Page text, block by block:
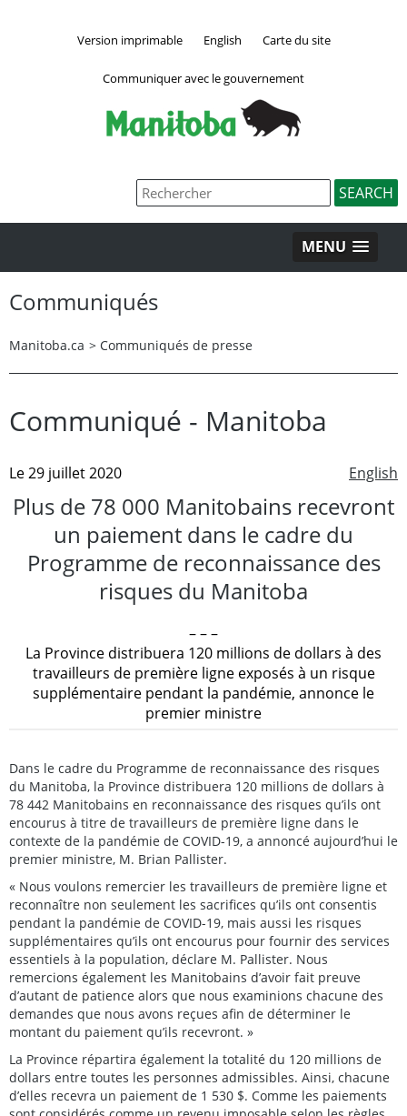
Version imprimable English Carte du site
Communiquer avec le gouvernement
MENU
Communiqués
Manitoba.ca > Communiqués de presse
Communiqué - Manitoba
English
Le 29 juillet 2020
Plus de 78 000 Manitobains recevront
un paiement dans le cadre du
Programme de reconnaissance des
risques du Manitoba
– – –
La Province distribuera 120 millions de dollars à des
travailleurs de première ligne exposés à un risque
supplémentaire pendant la pandémie, annonce le
premier ministre
Dans le cadre du Programme de reconnaissance des risques
du Manitoba, la Province distribuera 120 millions de dollars à
78 442 Manitobains en reconnaissance des risques qu’ils ont
encourus à titre de travailleurs de première ligne dans le
contexte de la pandémie de COVID-19, a annoncé aujourd’hui le
premier ministre, M. Brian Pallister.
« Nous voulons remercier les travailleurs de première ligne et
reconnaître non seulement les sacrifices qu’ils ont consentis
pendant la pandémie de COVID-19, mais aussi les risques
supplémentaires qu’ils ont encourus pour fournir des services
essentiels à la population, déclare M. Pallister. Nous
remercions également les Manitobains d’avoir fait preuve
d’autant de patience alors que nous examinions chacune des
demandes que nous avons reçues afin de déterminer le
montant du paiement qu’ils recevront. »
La Province répartira également la totalité du 120 millions de
dollars entre toutes les personnes admissibles. Ainsi, chacune
d’elles recevra un paiement de 1 530 $. Comme les paiements